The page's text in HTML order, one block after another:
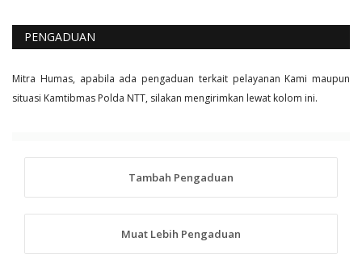
PENGADUAN
Mitra Humas, apabila ada pengaduan terkait pelayanan Kami maupun
situasi Kamtibmas Polda NTT, silakan mengirimkan lewat kolom ini.
Tambah Pengaduan
Muat Lebih Pengaduan